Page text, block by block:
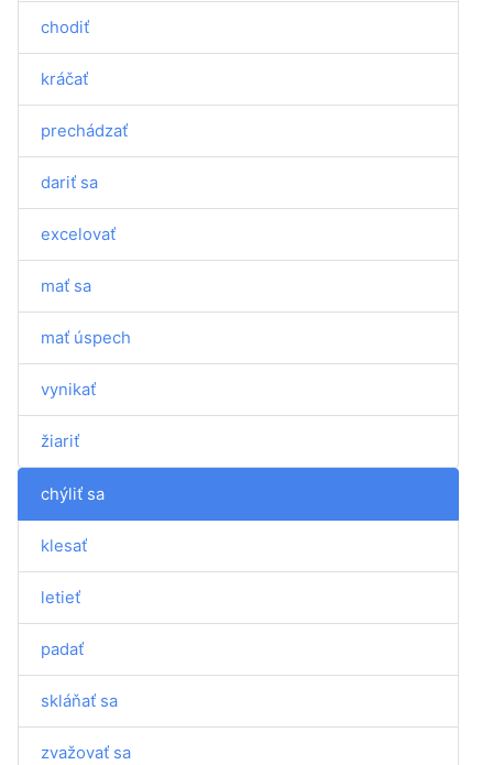
chodiť
kráčať
prechádzať
dariť sa
excelovať
mať sa
mať úspech
vynikať
žiariť
chýliť sa
klesať
letieť
padať
skláňať sa
zvažovať sa